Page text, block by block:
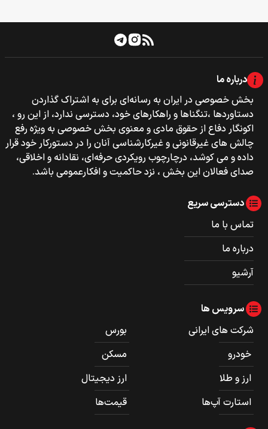
درباره ما
بخش خصوصی‌‌ در ایران به رسانه‌ای برای به اشتراک گذاردن
دستاوردها ،تنگناها و راهکارهای خود، دسترسی ندارد، از این رو ،
اکونگار دفاع از حقوق مادی و معنوی بخش خصوصی به ویژه رفع
چالش های غیرقانونی و غیرکارشناسی آنان را در دستورکار خود قرار
داده و می کوشد، درچارچوب رویکردی حرفه‌ای، نقادانه و اخلاقی،
صدای فعالان این بخش ، نزد حاکمیت و افکارعمومی باشد.
دسترسی سریع
تماس با ما
درباره ما
آرشیو
سرویس ها
شرکت های ایرانی
بورس
خودرو
مسکن
ارز و طلا
ارز دیجیتال
استارت آپ‌ها
قیمت‌ها